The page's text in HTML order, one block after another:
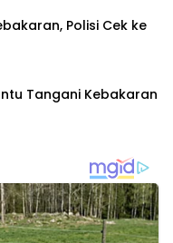
Polisi Cek ke
Tangani Kebakaran